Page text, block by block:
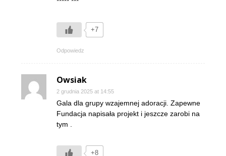
+7
Odpowiedz
Owsiak
2 grudnia 2025 at 14:55
Gala dla grupy wzajemnej adoracji. Zapewne
Fundacja napisała projekt i jeszcze zarobi na
tym .
+8